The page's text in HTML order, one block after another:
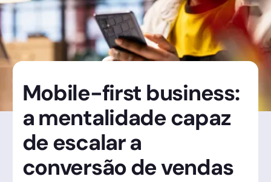
Mobile-first business:
a mentalidade capaz
de escalar a
conversão de vendas